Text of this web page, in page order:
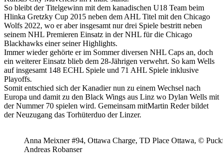
So bleibt der Titelgewinn mit dem kanadischen U18 Team beim
Hlinka Gretzky Cup 2015 neben dem AHL Titel mit den Chicago
Wolfs 2022, wo er aber insgesamt nur drei Spiele bestritt neben
seinem NHL Premieren Einsatz in der NHL für die Chicago
Blackhawks einer seiner Highlights.
Immer wieder gehörte er im Sommer diversen NHL Caps an, doch
ein weiterer Einsatz blieb dem 28-Jährigen verwehrt. So kam Wells
auf insgesamt 148 ECHL Spiele und 71 AHL Spiele inklusive
Playoffs.
Somit entschied sich der Kanadier nun zu einem Wechsel nach
Europa und damit zu den Black Wings aus Linz wo Dylan Wells mit
der Nummer 70 spielen wird. Gemeinsam mitMartin Reder bildet
der Neuzugang das Torhüterduo der Linzer.
Anna Meixner #94, Ottawa Charge, TD Place Ottawa, ©
Andreas Robanser